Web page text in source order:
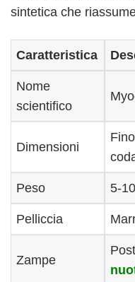
sintetica che
Caratteristica
Nome
scientifico
Dimensioni
Peso 5-
Pelliccia
Zampe